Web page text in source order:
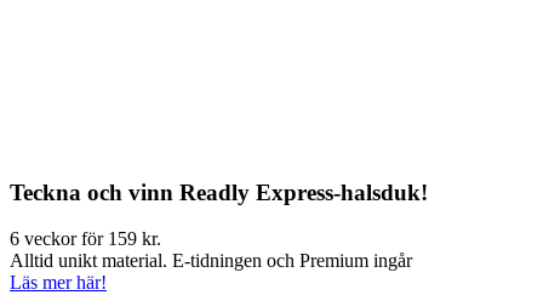
Teckna och vinn Readly Express-halsduk!
6 veckor för 159 kr.
Alltid unikt material. E-tidningen och Premium ingår
Läs mer här!